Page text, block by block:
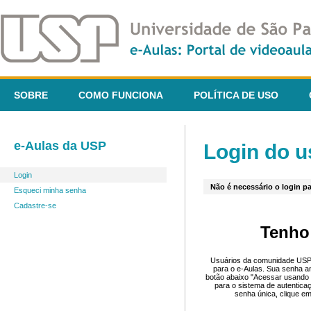
SOBRE COMO FUNCIONA POLÍTICA DE USO
e-Aulas da USP
Login
Esqueci minha senha
Cadastre-se
Login do
Não é necessário o login
Usuários da comunidade
para o e-Aulas. Sua senha
botão abaixo "Acessar
para o sistema de
senha única, clique